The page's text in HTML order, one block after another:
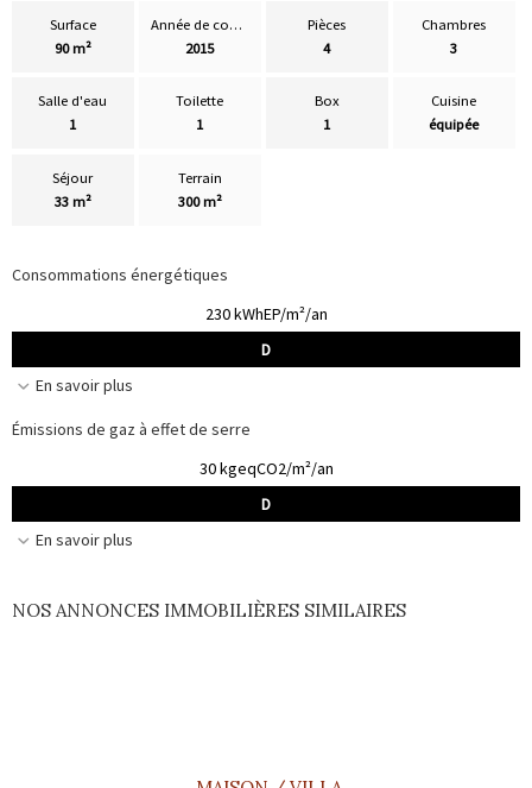
Surface
90 m²
Année de construction
2015
Pièces
4
Chambres
3
Salle d'eau
1
Toilette
1
Box
1
Cuisine
équipée
Séjour
33 m²
Terrain
300 m²
Consommations énergétiques
230 kWhEP/m²/an
D
En savoir plus
Émissions de gaz à effet de serre
30 kgeqCO2/m²/an
D
En savoir plus
NOS ANNONCES IMMOBILIÈRES SIMILAIRES